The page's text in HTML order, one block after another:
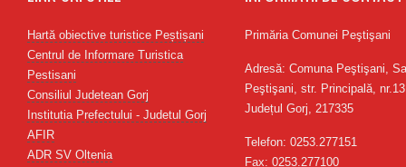
Hartă obiective turistice Peștișani
Centrul de Informare Turistica
Pestisani
Consiliul Judetean Gorj
Institutia Prefectului - Judetul Gorj
AFIR
ADR SV Oltenia
Primăria Comunei Peştişani
Adresă: Comuna Peştişani,
Peştişani, str. Principală,
Județul Gorj, 217335
Telefon: 0253.277151
Fax: 0253.277100